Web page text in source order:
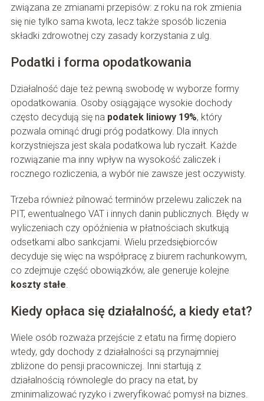
związana ze zmianami przepisów: z roku na rok zmienia
się nie tylko sama kwota, lecz także sposób liczenia
składki zdrowotnej czy zasady korzystania z ulg.
Podatki i forma opodatkowania
Działalność daje też pewną swobodę w wyborze formy
opodatkowania. Osoby osiągające wysokie dochody
często decydują się na podatek liniowy 19%, który
pozwala ominąć drugi próg podatkowy. Dla innych
korzystniejsza jest skala podatkowa lub ryczałt. Każde
rozwiązanie ma inny wpływ na wysokość zaliczek i
rocznego rozliczenia, a wybór nie zawsze jest oczywisty.
Trzeba również pilnować terminów przelewu zaliczek na
PIT, ewentualnego VAT i innych danin publicznych. Błędy w
wyliczeniach czy opóźnienia w płatnościach skutkują
odsetkami albo sankcjami. Wielu przedsiębiorców
decyduje się więc na współpracę z biurem rachunkowym,
co zdejmuje część obowiązków, ale generuje kolejne
koszty stałe.
Kiedy opłaca się działalność, a kiedy etat?
Wiele osób rozważa przejście z etatu na firmę dopiero
wtedy, gdy dochody z działalności są przynajmniej
zbliżone do pensji pracowniczej. Inni startują z
działalnością równolegle do pracy na etat, by
zminimalizować ryzyko i zweryfikować pomysł na biznes.